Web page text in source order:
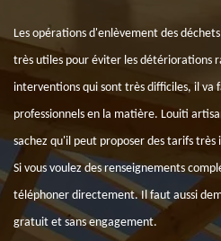
Les opérations d'enlèvement des
très utiles pour éviter les détériorations
interventions qui sont très difficiles, il va
professionnels en la matière. Louiti
sachez qu'il peut proposer des tarifs très
Si vous voulez des renseignements
téléphoner directement. Il faut aussi
gratuit et sans engagement.